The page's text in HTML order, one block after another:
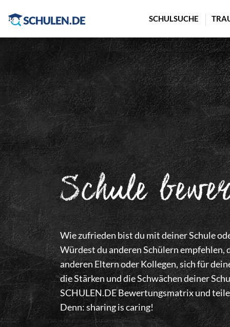
SCHULSUCHE
Schule
Wie zufrieden bist du mit deiner Schule
Würdest du anderen Schülern empfehlen,
anderen Eltern oder Kollegen, sich für
die Stärken und die Schwächen deiner
SCHULEN.DE Bewertungsmatrix und
Denn: sharing is caring!